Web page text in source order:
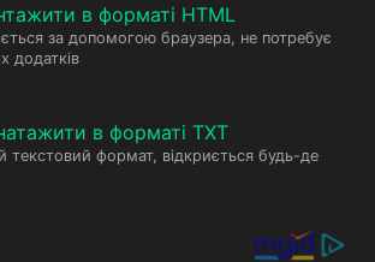
в форматі HTML
за допомогою браузера, не потребує
додатків
в форматі TXT
текстовий формат, відкриється будь-де